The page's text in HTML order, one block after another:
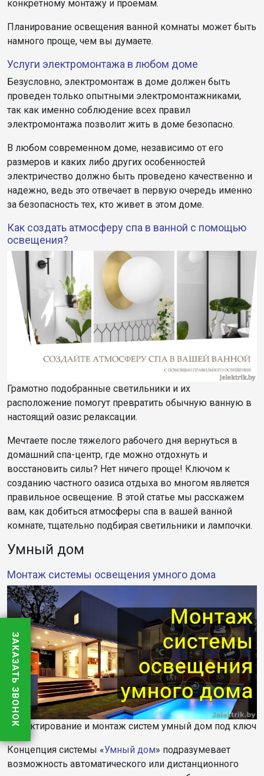
конкретному монтажу и проемам.
Планирование освещения ванной комнаты может быть
намного проще, чем вы думаете.
Услуги электромонтажа в любом доме
Безусловно, электромонтаж в доме должен быть
проведен только опытными электромонтажниками,
так как именно соблюдение всех правил
электромонтажа позволит жить в доме безопасно.
В любом современном доме, независимо от его
размеров и каких либо других особенностей
электричество должно быть проведено качественно и
надежно, ведь это отвечает в первую очередь именно
за безопасность тех, кто живет в этом доме.
Как создать атмосферу спа в ванной с помощью
освещения?
Грамотно подобранные светильники и их
расположение помогут превратить обычную ванную в
настоящий оазис релаксации.
Мечтаете после тяжелого рабочего дня вернуться в
домашний спа-центр, где можно отдохнуть и
восстановить силы? Нет ничего проще! Ключом к
созданию частного оазиса отдыха во многом является
правильное освещение. В этой статье мы расскажем
вам, как добиться атмосферы спа в вашей ванной
комнате, тщательно подбирая светильники и лампочки.
Умный дом
Монтаж системы освещения умного дома
Проектирование и монтаж систем умный дом под ключ
Концепция системы «Умный дом» подразумевает
возможность автоматического или дистанционного
ЗАКАЗАТЬ ЗВОНОК